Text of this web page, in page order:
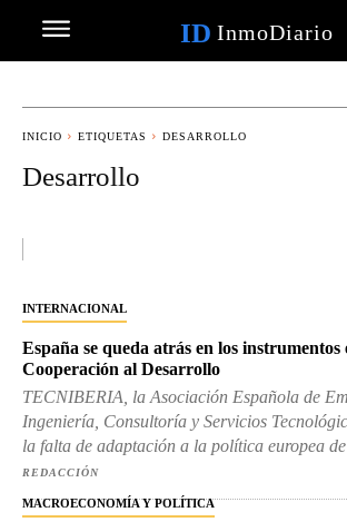
ID InmoDiario
INICIO ETIQUETAS DESARROLLO
Desarrollo
INTERNACIONAL
España se queda atrás en los instrumentos
Cooperación al Desarrollo
TECNIBERIA, la Asociación Española de
Ingeniería, Consultoría y Servicios
la falta de adaptación a la política europea
REDACCIÓN
MACROECONOMÍA Y POLÍTICA